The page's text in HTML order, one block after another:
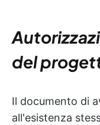
del
Il documento di
all'esistenza